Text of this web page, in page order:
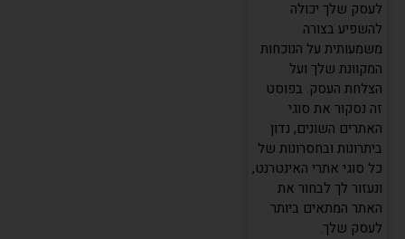
לעסק שלך יכולה
להשפיע בצורה
משמעותית על הנוכחות
המקוונת שלך ועל
הצלחת העסק. בפוסט
זה נסקור את סוגי
האתרים השונים, נדון
ביתרונות ובחסרונות של
כל סוגי אתרי האינטרנט,
ונעזור לך לבחור את
האתר המתאים ביותר
לעסק שלך.